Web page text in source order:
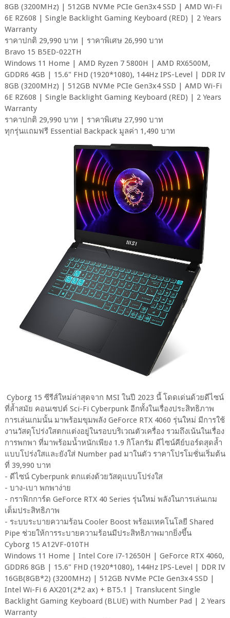
8GB (3200MHz) | 512GB NVMe PCIe Gen3x4 SSD | AMD Wi-Fi
6E RZ608 | Single Backlight Gaming Keyboard (RED) | 2 Years
Warranty
ราคาปกติ 29,990 บาท | ราคาพิเศษ 26,990 บาท
Bravo 15 B5ED-022TH
Windows 11 Home | AMD Ryzen 7 5800H | AMD RX6500M,
GDDR6 4GB | 15.6" FHD (1920*1080), 144Hz IPS-Level | DDR IV
8GB (3200MHz) | 512GB NVMe PCIe Gen3x4 SSD | AMD Wi-Fi
6E RZ608 | Single Backlight Gaming Keyboard (RED) | 2 Years
Warranty
ราคาปกติ 29,990 บาท | ราคาพิเศษ 27,990 บาท
ทุกรุ่นแถมฟรี Essential Backpack มูลค่า 1,490 บาท
Cyborg 15 ซีรีส์ใหม่ล่าสุดจาก MSI ในปี 2023 นี้ โดดเด่นด้วยดีไซน์
ที่ล้ำสมัย คอนเซปต์ Sci-Fi Cyberpunk อีกทั้งในเรื่องประสิทธิภาพ
การเล่นเกมนั้น มาพร้อมขุมพลัง GeForce RTX 4060 รุ่นใหม่ มีการใช้
งานวัสดุโปร่งใสตกแต่งอยู่ในรอบบริเวณตัวเครื่อง รวมถึงเน้นในเรื่อง
การพกพา ที่มาพร้อมน้ำหนักเพียง 1.9 กิโลกรัม ดีไซน์คีย์บอร์ดสุดล้ำ
แบบโปร่งใสและยังใส่ Number pad มาในตัว ราคาโปรโมชั่นเริ่มต้น
ที่ 39,990 บาท
- ดีไซน์ Cyberpunk ตกแต่งด้วยวัสดุแบบโปร่งใส
- บาง-เบา พกพาง่าย
- กราฟิกการ์ด GeForce RTX 40 Series รุ่นใหม่ พลังในการเล่นเกม
เต็มประสิทธิภาพ
- ระบบระบายความร้อน Cooler Boost พร้อมเทคโนโลยี Shared
Pipe ช่วยให้การระบายความร้อนมีประสิทธิภาพมากยิ่งขึ้น
Cyborg 15 A12VF-010TH
Windows 11 Home | Intel Core i7-12650H | GeForce RTX 4060,
GDDR6 8GB | 15.6" FHD (1920*1080), 144Hz IPS-Level | DDR IV
16GB(8GB*2) (3200MHz) | 512GB NVMe PCIe Gen3x4 SSD |
Intel Wi-Fi 6 AX201(2*2 ax) + BT5.1 | Translucent Single
Backlight Gaming Keyboard (BLUE) with Number Pad | 2 Years
Warranty